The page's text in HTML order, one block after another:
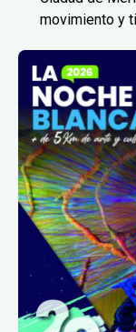
movimiento y